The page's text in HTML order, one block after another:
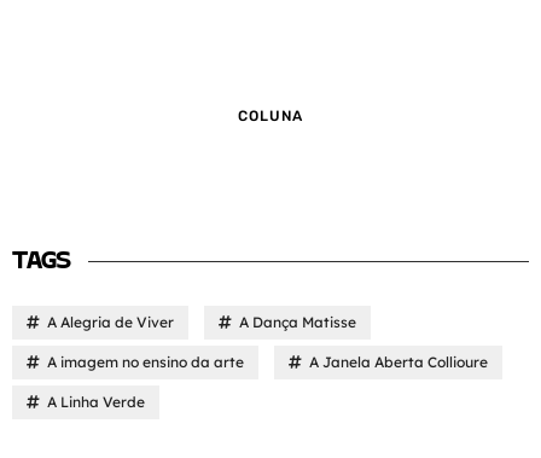
COLUNA
TAGS
A Alegria de Viver A Dança Matisse
A imagem no ensino da arte A Janela Aberta Collioure
A Linha Verde